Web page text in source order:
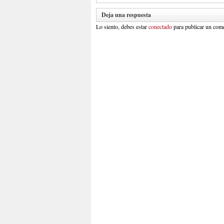
Deja una respuesta
Lo siento, debes estarconectadopara publicar un